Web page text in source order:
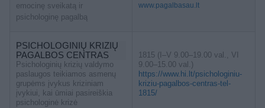
emocinę sveikatą ir
psichologinę pagalbą
www.pagalbasau.lt
PSICHOLOGINIŲ KRIZIŲ
PAGALBOS CENTRAS
Psichologinių krizių valdymo
paslaugos teikiamos asmenų
grupėms įvykus kriziniam
įvykiui, kai ūmiai pasireiškia
psichologinė krizė
1815 (I–V 9.00–19.00 val., VI
9.00–15.00 val.)
https://www.hi.lt/psichologiniu-
kriziu-pagalbos-centras-tel-
1815/